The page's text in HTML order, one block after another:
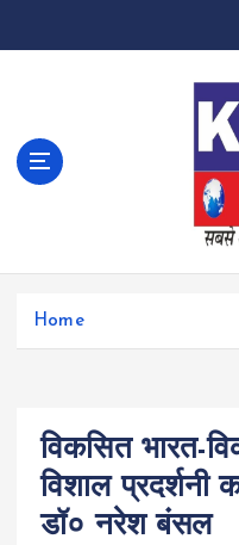
Home
विकसित भारत-
विशाल
डॉ० नरेश बंसल